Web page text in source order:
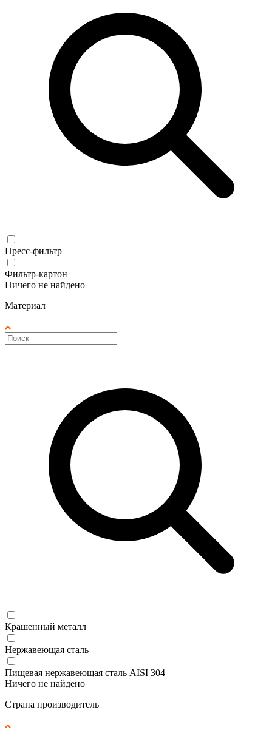
Пресс-фильтр
Фильтр-картон
Ничего не найдено
Материал
Крашенный металл
Нержавеющая сталь
Пищевая нержавеющая сталь AISI 304
Ничего не найдено
Страна производитель